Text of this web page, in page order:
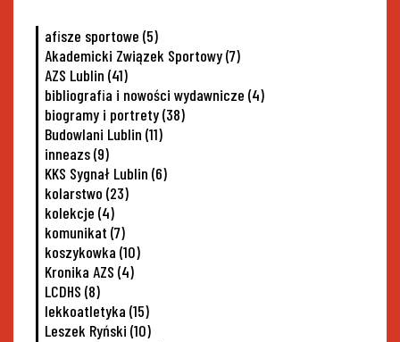
afisze sportowe (5)
Akademicki Związek Sportowy(7)
AZS Lublin (41)
bibliografia i nowości wydawnicze (4)
biogramy i portrety(38)
Budowlani Lublin (11)
inneazs(9)
KKS Sygnał Lublin (6)
kolarstwo (23)
kolekcje (4)
komunikat (7)
koszykowka (10)
Kronika AZS (4)
LCDHS (8)
lekkoatletyka (15)
Leszek Ryński (10)